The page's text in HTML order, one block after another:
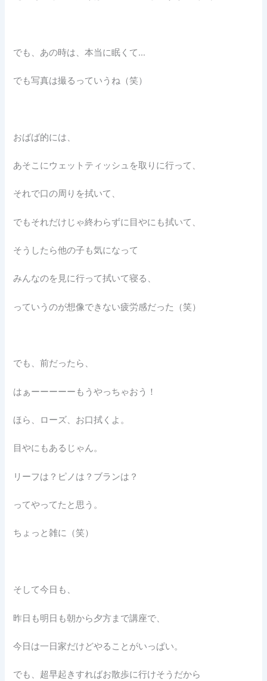
でも、あの時は、本当に眠くて…
でも写真は撮るっていうね（笑）
おばば的には、
あそこにウェットティッシュを取りに行って、
それで口の周りを拭いて、
でもそれだけじゃ終わらずに目やにも拭いて、
そうしたら他の子も気になって
みんなのを見に行って拭いて寝る、
っていうのが想像できない疲労感だった（笑）
でも、前だったら、
はぁーーーーーもうやっちゃおう！
ほら、ローズ、お口拭くよ。
目やにもあるじゃん。
リーフは？ピノは？ブランは？
ってやってたと思う。
ちょっと雑に（笑）
そして今日も、
昨日も明日も朝から夕方まで講座で、
今日は一日家だけどやることがいっぱい。
でも、超早起きすればお散歩に行けそうだから